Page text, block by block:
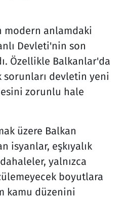
modern anlamdaki
Devleti'nin son
Özellikle Balkanlar'da
sorunları devletin yeni
zorunlu hale
üzere Balkan
isyanlar, eşkıyalık
yalnızca
boyutlara
kamu düzenini